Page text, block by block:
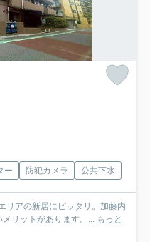
ー 防犯カメラ 公共下水
リアの新居にピッタリ。加藤内
リットがあります。... もっと